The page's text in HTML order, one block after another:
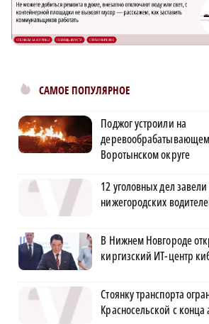
САМОЕ ПОПУЛЯРНОЕ
Поджог устроили на
Воротынском округе
12 уголовных дел
нижегородских
В Нижнем Новгороде
киргизский ИТ-центр
Стоянку транспорта
Красносельской с конца